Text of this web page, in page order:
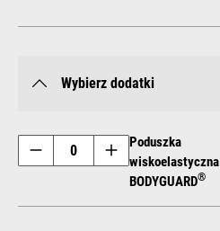
Wybierz dodatki
Poduszka
wiskoelastyczna
BODYGUARD®